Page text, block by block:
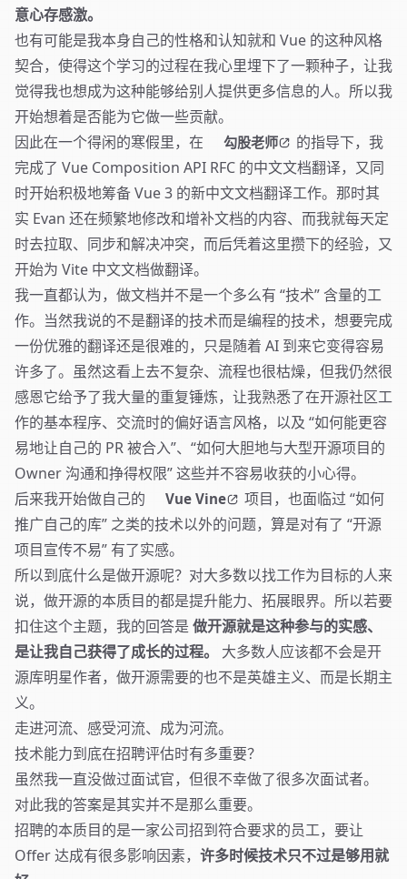
意心存感激。
也有可能是我本身自己的性格和认知就和 Vue 的这种风格
契合，使得这个学习的过程在我心里埋下了一颗种子，让我
觉得我也想成为这种能够给别人提供更多信息的人。所以我
开始想着是否能为它做一些贡献。
因此在一个得闲的寒假里，在
勾股老师
的指导下，我
完成了 Vue Composition API RFC 的中文文档翻译，又同
时开始积极地筹备 Vue 3 的新中文文档翻译工作。那时其
实 Evan 还在频繁地修改和增补文档的内容、而我就每天定
时去拉取、同步和解决冲突，而后凭着这里攒下的经验，又
开始为 Vite 中文文档做翻译。
我一直都认为，做文档并不是一个多么有 “技术” 含量的工
作。当然我说的不是翻译的技术而是编程的技术，想要完成
一份优雅的翻译还是很难的，只是随着 AI 到来它变得容易
许多了。虽然这看上去不复杂、流程也很枯燥，但我仍然很
感恩它给予了我大量的重复锤炼，让我熟悉了在开源社区工
作的基本程序、交流时的偏好语言风格，以及 “如何能更容
易地让自己的 PR 被合入”、“如何大胆地与大型开源项目的
Owner 沟通和挣得权限” 这些并不容易收获的小心得。
后来我开始做自己的
Vue Vine
项目，也面临过 “如何
推广自己的库” 之类的技术以外的问题，算是对有了 “开源
项目宣传不易” 有了实感。
所以到底什么是做开源呢？对大多数以找工作为目标的人来
说，做开源的本质目的都是提升能力、拓展眼界。所以若要
扣住这个主题，我的回答是 做开源就是这种参与的实感、
是让我自己获得了成长的过程。
大多数人应该都不会是开
源库明星作者，做开源需要的也不是英雄主义、而是长期主
义。
走进河流、感受河流、成为河流。
技术能力到底在招聘评估时有多重要？
虽然我一直没做过面试官，但很不幸做了很多次面试者。
对此我的答案是其实并不是那么重要。
招聘的本质目的是一家公司招到符合要求的员工，要让
Offer 达成有很多影响因素， 许多时候技术只不过是够用就